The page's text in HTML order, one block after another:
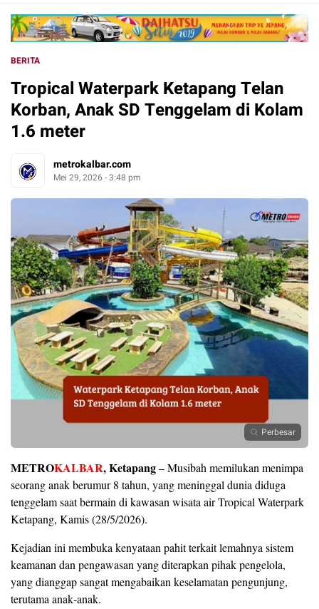
BERITA
Tropical Waterpark Ketapang Telan
Korban, Anak SD Tenggelam di Kolam
1.6 meter
metrokalbar.com
Mei 29, 2026 - 3:48 pm
Perbesar
METROKALBAR, Ketapang– Musibah memilukan menimpa
seorang anak berumur 8 tahun, yang meninggal dunia diduga
tenggelam saat bermain di kawasan wisata air Tropical Waterpark
Ketapang, Kamis (28/5/2026).
Kejadian ini membuka kenyataan pahit terkait lemahnya sistem
keamanan dan pengawasan yang diterapkan pihak pengelola,
yang dianggap sangat mengabaikan keselamatan pengunjung,
terutama anak‑anak.